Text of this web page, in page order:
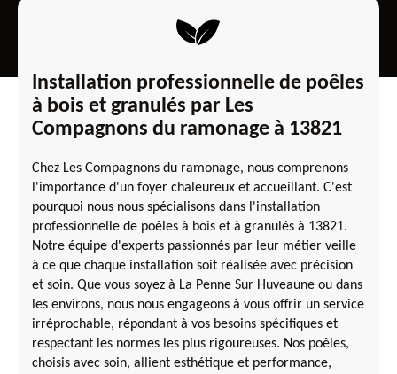
Installation professionnelle de poêles
à bois et granulés par Les
Compagnons du ramonage à 13821
Chez Les Compagnons du ramonage, nous comprenons
l'importance d'un foyer chaleureux et accueillant. C'est
pourquoi nous nous spécialisons dans l'installation
professionnelle de poêles à bois et à granulés à 13821.
Notre équipe d'experts passionnés par leur métier veille
à ce que chaque installation soit réalisée avec précision
et soin. Que vous soyez à La Penne Sur Huveaune ou dans
les environs, nous nous engageons à vous offrir un service
irréprochable, répondant à vos besoins spécifiques et
respectant les normes les plus rigoureuses. Nos poêles,
choisis avec soin, allient esthétique et performance,